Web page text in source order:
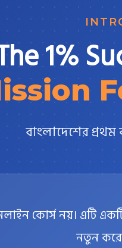
1%
বাংলাদেশের
কোর্স নয়। এটি
নতুন করে